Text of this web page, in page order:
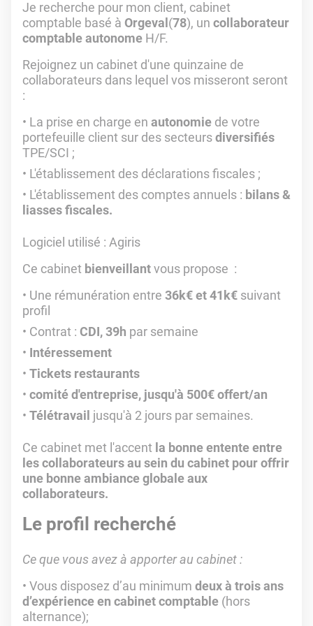
Je recherche pour mon client, cabinet
comptable basé à Orgeval (78), un collaborateur
comptableautonome H/F.
Rejoignez un cabinet d'une quinzaine de
collaborateurs dans lequel vos misseront seront
:
La prise en charge en autonomie de votre
portefeuille client sur des secteursdiversifiés
TPE/SCI ;
L'établissement des déclarations fiscales ;
L'établissement des comptes annuels : bilans &
liasses fiscales.
Logiciel utilisé : Agiris
Ce cabinet bienveillantvous propose :
Une rémunération entre 36k€ et 41k€ suivant
profil
Contrat : CDI, 39h par semaine
Intéressement
Tickets restaurants
comité d'entreprise, jusqu'à 500€ offert/an
Télétravail jusqu'à 2 jours par semaines.
Ce cabinet met l'accent la bonne entente entre
les collaborateurs au sein du cabinet pour offrir
une bonne ambiance globale aux
collaborateurs.
Le profil recherché
Ce que vous avez à apporter au cabinet :
Vous disposez d’au minimum deux à trois ans
d’expérience en cabinet comptable (hors
alternance);